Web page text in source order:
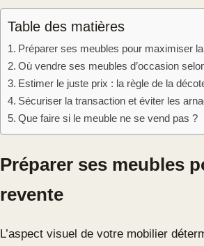
Table des matières
Préparer ses meubles pour maximiser
Où vendre ses meubles d’occasion
Estimer le juste prix : la règle de la
Sécuriser la transaction et éviter les
Que faire si le meuble ne se vend pas ?
Préparer ses meubles
revente
L’aspect visuel de votre mobilier